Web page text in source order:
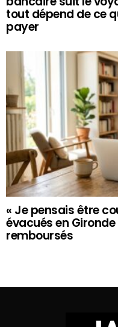
tout dépend de ce
payer
« Je pensais être
évacués en
remboursés